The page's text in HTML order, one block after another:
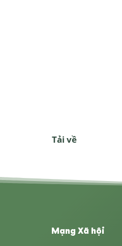
Tải về
Mạng Xã hội